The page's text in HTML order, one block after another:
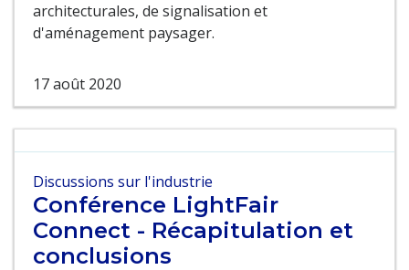
architecturales, de signalisation et
d'aménagement paysager.
17 août 2020
Discussions sur l'industrie
Conférence LightFair
Connect - Récapitulation et
conclusions